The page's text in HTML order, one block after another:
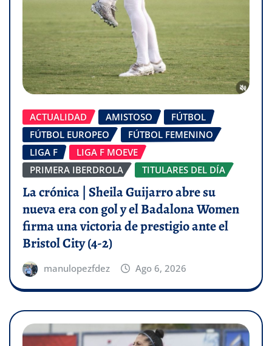
ACTUALIDAD AMISTOSO
FÚTBOL
FÚTBOL EUROPEO
FÚTBOL FEMENINO
LIGA F
LIGA F MOEVE
PRIMERA IBERDROLA
TITULARES DEL DÍA
La crónica | Sheila Guijarro abre su
nueva era con gol y el Badalona Women
firma una victoria de prestigio ante el
Bristol City (4-2)
manulopezfdez Ago 6, 2026